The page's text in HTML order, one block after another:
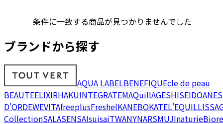
条件に一致する商品が見つかりませんでした
ブランドから探す
AQUA LABELBENEFIQUEcle de peau
BEAUTEELIXIRHAKUINTEGRATEMAQuillAGESHISEIDO
D'ORDEWEVITAfreeplusFreshelKANEBOKATEL'EQUIL
CollectionSALASENSAIsuisaiTWANYNARSMUJInaturieBiore